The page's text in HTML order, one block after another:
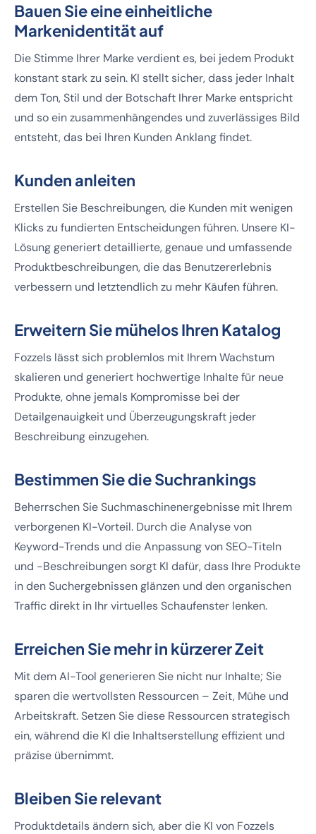
Bauen Sie eine einheitliche
Markenidentität auf
Die Stimme Ihrer Marke verdient es, bei jedem Produkt
konstant stark zu sein. KI stellt sicher, dass jeder Inhalt
dem Ton, Stil und der Botschaft Ihrer Marke entspricht
und so ein zusammenhängendes und zuverlässiges Bild
entsteht, das bei Ihren Kunden Anklang findet.
Kunden anleiten
Erstellen Sie Beschreibungen, die Kunden mit wenigen
Klicks zu fundierten Entscheidungen führen. Unsere KI-
Lösung generiert detaillierte, genaue und umfassende
Produktbeschreibungen, die das Benutzererlebnis
verbessern und letztendlich zu mehr Käufen führen.
Erweitern Sie mühelos Ihren Katalog
Fozzels lässt sich problemlos mit Ihrem Wachstum
skalieren und generiert hochwertige Inhalte für neue
Produkte, ohne jemals Kompromisse bei der
Detailgenauigkeit und Überzeugungskraft jeder
Beschreibung einzugehen.
Bestimmen Sie die Suchrankings
Beherrschen Sie Suchmaschinenergebnisse mit Ihrem
verborgenen KI-Vorteil. Durch die Analyse von
Keyword-Trends und die Anpassung von SEO-Titeln
und -Beschreibungen sorgt KI dafür, dass Ihre Produkte
in den Suchergebnissen glänzen und den organischen
Traffic direkt in Ihr virtuelles Schaufenster lenken.
Erreichen Sie mehr in kürzerer Zeit
Mit dem AI-Tool generieren Sie nicht nur Inhalte; Sie
sparen die wertvollsten Ressourcen – Zeit, Mühe und
Arbeitskraft. Setzen Sie diese Ressourcen strategisch
ein, während die KI die Inhaltserstellung effizient und
präzise übernimmt.
Bleiben Sie relevant
Produktdetails ändern sich, aber die KI von Fozzels